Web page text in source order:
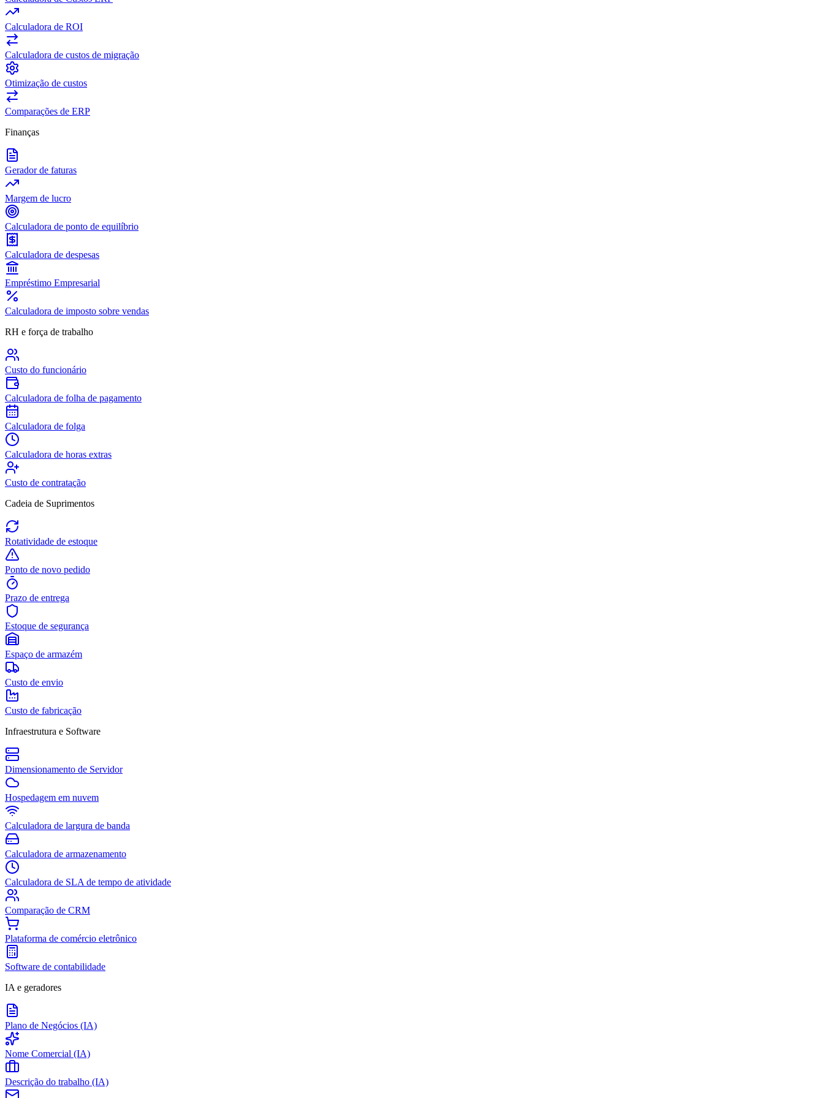
Calculadora de ROI
Calculadora de custos de migração
Otimização de custos
Comparações de ERP
Finanças
Gerador de faturas
Margem de lucro
Calculadora de ponto de equilíbrio
Calculadora de despesas
Empréstimo Empresarial
Calculadora de imposto sobre vendas
RH e força de trabalho
Custo do funcionário
Calculadora de folha de pagamento
Calculadora de folga
Calculadora de horas extras
Custo de contratação
Cadeia de Suprimentos
Rotatividade de estoque
Ponto de novo pedido
Prazo de entrega
Estoque de segurança
Espaço de armazém
Custo de envio
Custo de fabricação
Infraestrutura e Software
Dimensionamento de Servidor
Hospedagem em nuvem
Calculadora de largura de banda
Calculadora de armazenamento
Calculadora de SLA de tempo de atividade
Comparação de CRM
Plataforma de comércio eletrônico
Software de contabilidade
IA e geradores
Plano de Negócios (IA)
Nome Comercial (IA)
Descrição do trabalho (IA)